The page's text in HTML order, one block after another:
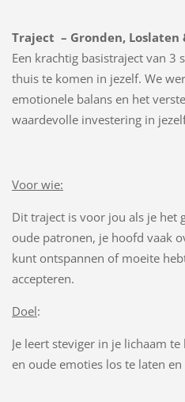
Traject – Gronden, Loslaten
Een krachtig basistraject van 3
thuis te komen in jezelf. We
emotionele balans en het
waardevolle investering in
Voor wie:
Dit traject is voor jou als je het
oude patronen, je hoofd vaak
kunt ontspannen of moeite
accepteren.
Doel:
Je leert steviger in je lichaam
en oude emoties los te laten